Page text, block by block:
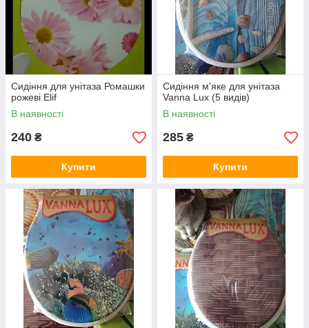
Сидіння для унітаза Ромашки
рожеві Elif
В наявності
240 ₴
Купити
Сидіння м'яке для унітаза
Vanna Lux (5 видів)
В наявності
285 ₴
Купити